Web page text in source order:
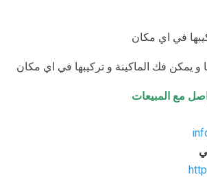
مع المبيعات